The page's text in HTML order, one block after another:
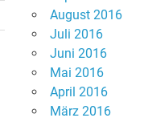
August 2016
Juli 2016
Juni 2016
Mai 2016
April 2016
März 2016